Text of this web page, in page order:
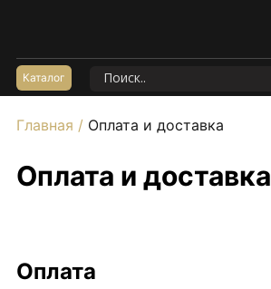
Каталог
Главная / Оплата и доставка
Оплата и доставка
Оплата
Керамогранит Матовый
Керамогранит Карвинг
Керамогранит Полированный
Керамогранит Утолщенный
60*120